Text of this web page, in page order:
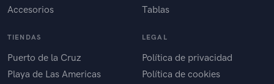
Accesorios
Tablas
TIENDAS
Puerto de la Cruz
Playa de Las Americas
LEGAL
Política de privacidad
Política de cookies